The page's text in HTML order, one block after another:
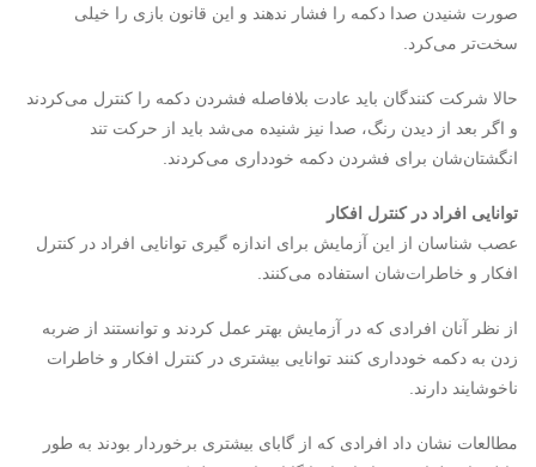
صورت شنیدن صدا دکمه را فشار ندهند و این قانون بازی را خیلی
سخت‌تر می‌کرد.
حالا شرکت کنندگان باید عادت بلافاصله فشردن دکمه را کنترل می‌کردند
و اگر بعد از دیدن رنگ، صدا نیز شنیده می‌شد باید از حرکت تند
انگشتان‌شان برای فشردن دکمه خودداری می‌کردند.
توانایی افراد در کنترل افکار
عصب شناسان از این آزمایش برای اندازه گیری توانایی افراد در کنترل
افکار و خاطرات‌شان استفاده می‌کنند.
از نظر آنان افرادی که در آزمایش بهتر عمل کردند و توانستند از ضربه
زدن به دکمه خودداری کنند توانایی بیشتری در کنترل افکار و خاطرات
ناخوشایند دارند.
مطالعات نشان داد افرادی که از گابای بیشتری برخوردار بودند به طور